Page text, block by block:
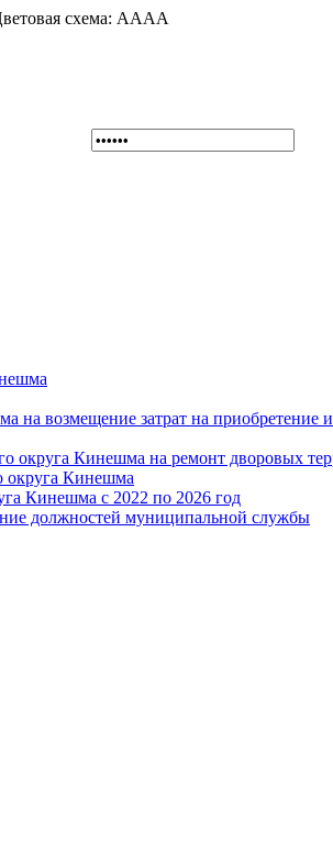
схема: AAAA
на возмещение затрат на
округа Кинешма на ремонт дворовых
округа Кинешма
Кинешма с 2022 по 2026 год
должностей муниципальной службы